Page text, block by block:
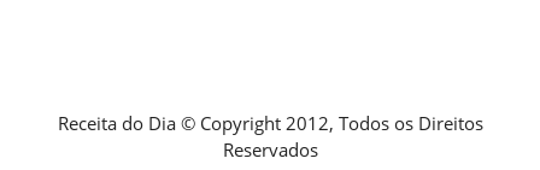
Receita do Dia © Copyright 2012, Todos os Direitos
Reservados